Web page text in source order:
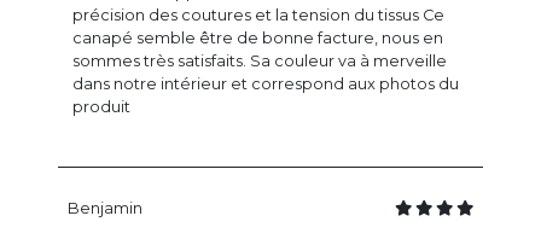
précision des coutures et la tension du tissus Ce
canapé semble être de bonne facture, nous en
sommes très satisfaits. Sa couleur va à merveille
dans notre intérieur et correspond aux photos du
produit
Benjamin